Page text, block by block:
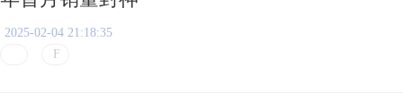
2025-02-04 21:18:35